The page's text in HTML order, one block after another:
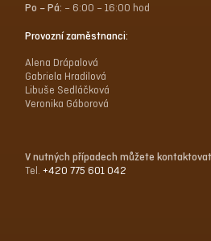
Po – Pá: – 6:00 – 16:00 hod
Provozní zaměstnanci:
Alena Drápalová
Gabriela Hradilová
Libuše Sedláčková
Veronika Gáborová
V nutných případech můžete
Tel.+420 775 601 042